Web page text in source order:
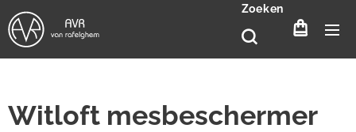
Zoeken
Witloft mesbeschermer